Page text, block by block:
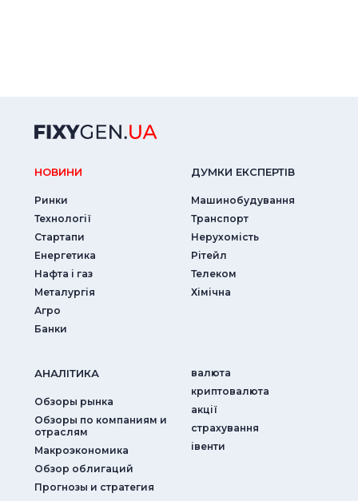
НОВИНИ
Ринки
Технології
Стартапи
Енергетика
Нафта і газ
Металургія
Агро
Банки
ДУМКИ ЕКСПЕРТIВ
Машинобудування
Транспорт
Нерухомість
Рітейл
Телеком
Хімічна
АНАЛIТИКА
Обзоры рынка
Обзоры по компаниям и
отраслям
Макроэкономика
Обзор облигаций
Прогнозы и стратегия
валюта
криптовалюта
акції
страхування
iвенти